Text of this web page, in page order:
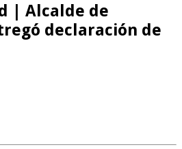
| Alcalde de
declaración de